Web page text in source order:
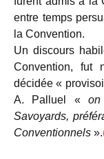
entre temps
la Convention.
Un discours
Convention, fut
décidée «
A. Palluel «
Savoyards,
Conventionnels ».